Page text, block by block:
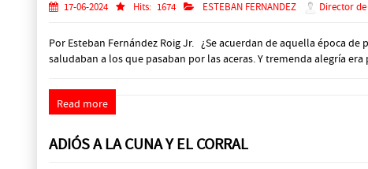
17-06-2024 Hits: 1674 ESTEBAN FERNANDEZ Director
Por Esteban Fernández Roig Jr. ¿Se acuerdan de aquella época
saludaban a los que pasaban por las aceras. Y tremenda alegría
Read more
ADIÓS A LA CUNA Y EL CORRAL